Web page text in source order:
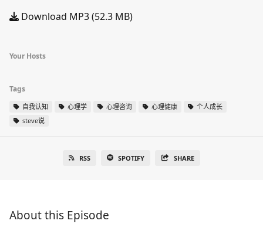
Download MP3 (52.3 MB)
Your Hosts
Tags
自我认知 心理学 心理咨询 心理健康
个人成长
steve说
RSS SPOTIFY SHARE
About this Episode